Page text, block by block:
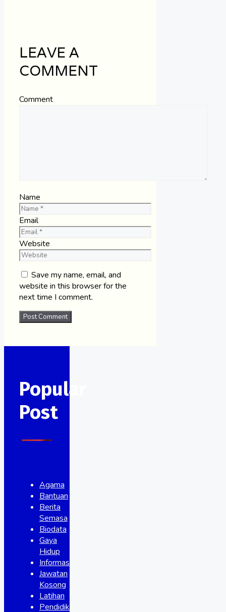
LEAVE A
COMMENT
Comment
Name
Email
Website
Save my name, email, and
website in this browser for the
next time I comment.
Popular
Post
Agama
Bantuan
Berita
Semasa
Biodata
Gaya
Hidup
Informasi
Jawatan
Kosong
Latihan
Pendidikan